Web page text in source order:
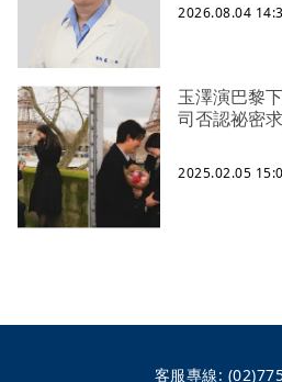
2026.08.04
玉澤演巴黎
司否認祕密
2025.02.05
客服專線: